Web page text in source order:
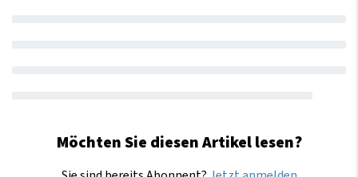
Möchten Sie diesen Artikel lesen?